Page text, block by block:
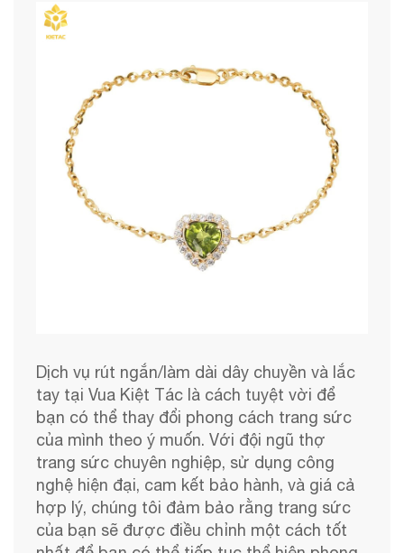
Dịch vụ rút ngắn/làm dài dây chuyền và lắc
tay tại Vua Kiệt Tác là cách tuyệt vời để
bạn có thể thay đổi phong cách trang sức
của mình theo ý muốn. Với đội ngũ thợ
trang sức chuyên nghiệp, sử dụng công
nghệ hiện đại, cam kết bảo hành, và giá cả
hợp lý, chúng tôi đảm bảo rằng trang sức
của bạn sẽ được điều chỉnh một cách tốt